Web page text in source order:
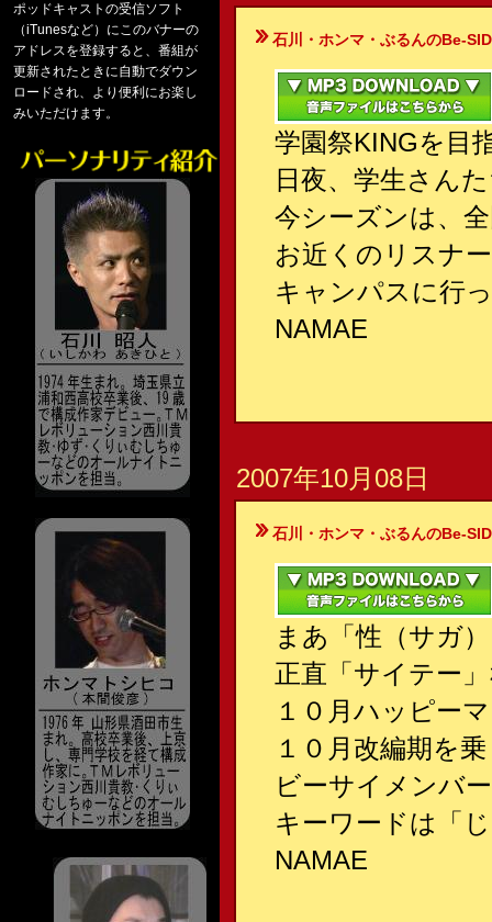
ポッドキャストの受信ソフト
（iTunesなど）にこのバナーの
アドレスを登録すると、番組が
更新されたときに自動でダウン
ロードされ、より便利にお楽し
みいただけます。
石川・ホンマ・ぶるんのBe-
学園祭KINGを目
日夜、学生さん
今シーズンは、
お近くのリスナ
キャンパスに行
NAMAE
2007年10月08日
石川・ホンマ・ぶるんのBe-
まあ「性（サガ
正直「サイテー
１０月ハッピー
１０月改編期を
ビーサイメンバ
キーワードは「
NAMAE